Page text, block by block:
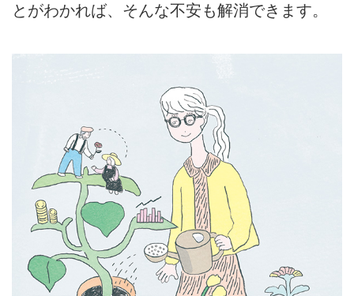
とがわかれば、そんな不安も解消できます。